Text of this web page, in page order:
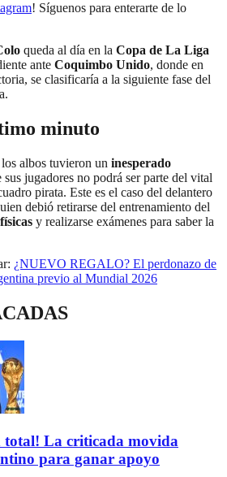
! Síguenos para enterarte de lo
queda al día en la Copa de La Liga
ante Coquimbo Unido, donde en
se clasificaría a la siguiente fase del
minuto
albos tuvieron un inesperado
sus jugadores no podrá ser parte del vital
pirata. Este es el caso del delantero
debió retirarse del entrenamiento del
y realizarse exámenes para saber la
¿NUEVO REGALO? El perdonazo de
previo al Mundial 2026
total! La criticada movida
para ganar apoyo